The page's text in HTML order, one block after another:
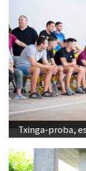
Txinga-proba,